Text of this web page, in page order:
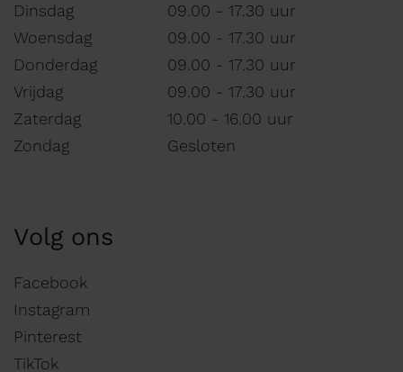
Dinsdag
09.00 - 17.30 uur
Woensdag
09.00 - 17.30 uur
Donderdag
09.00 - 17.30 uur
Vrijdag
09.00 - 17.30 uur
Zaterdag
10.00 - 16.00 uur
Zondag
Gesloten
Volg ons
Facebook
Instagram
Pinterest
TikTok